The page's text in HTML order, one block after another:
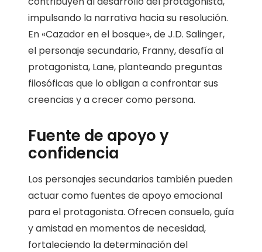
impulsando la narrativa hacia su resolución.
En «Cazador en el bosque», de J.D. Salinger,
el personaje secundario, Franny, desafía al
protagonista, Lane, planteando preguntas
filosóficas que lo obligan a confrontar sus
creencias y a crecer como persona.
Fuente de apoyo y
confidencia
Los personajes secundarios también pueden
actuar como fuentes de apoyo emocional
para el protagonista. Ofrecen consuelo, guía
y amistad en momentos de necesidad,
fortaleciendo la determinación del